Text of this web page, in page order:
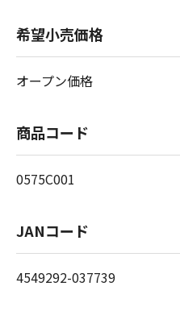
希望小売価格
オープン価格
商品コード
0575C001
JANコード
4549292-037739